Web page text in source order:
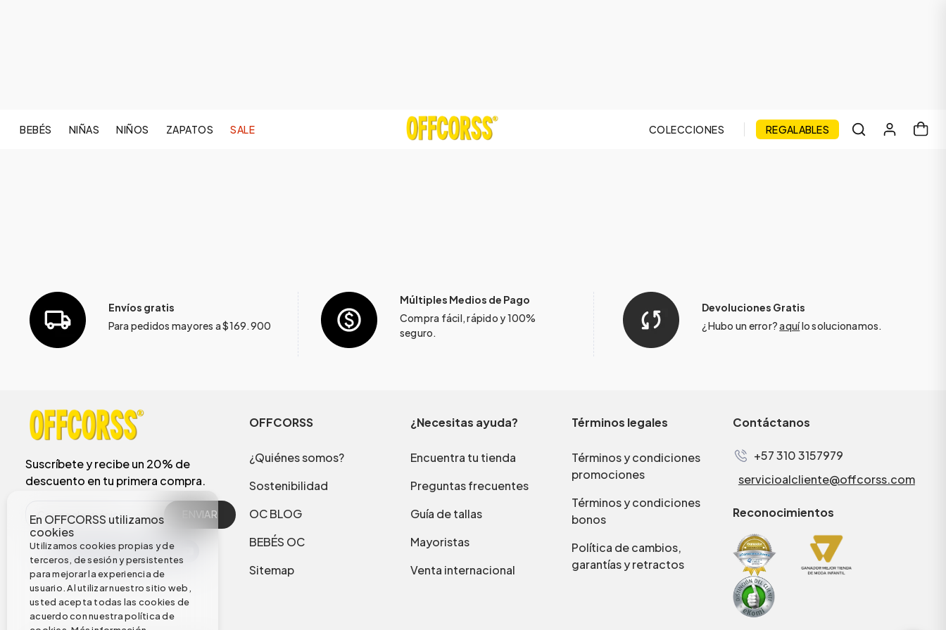
BEBÉS NIÑAS NIÑOS ZAPATOS SALE COLECCIONES REGALABLES
En OFFCORSS utilizamos
cookies
Utilizamos cookies propias y de
terceros, de sesión y persistentes
para mejorar la experiencia de
usuario. Al utilizar nuestro sitio web,
usted acepta todas las cookies de
acuerdo con nuestra política de
Envíos gratis
Para pedidos mayores a $169.900
Múltiples Medios de Pago
Compra fácil, rápido y 100%
seguro.
Devoluciones Gratis
¿Hubo un error?aquílo solucionamos.
Suscríbete y recibe un 20% de
descuento en tu primera compra.
ENVIAR
OFFCORSS
¿Quiénes somos?
Sostenibilidad
OC BLOG
BEBÉS OC
Sitemap
¿Necesitas ayuda?
Encuentra tu tienda
Preguntas frecuentes
Guía de tallas
Mayoristas
Venta internacional
Términos legales
Términos y condiciones
promociones
Términos y condiciones
bonos
Política de cambios,
garantías y retractos
Contáctanos
+57 310 3157979
servicioalcliente@offcorss.com
Reconocimientos